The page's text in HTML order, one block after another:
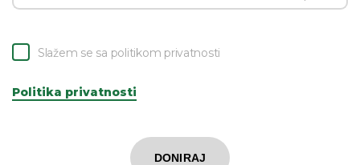
Slažem se sa politikom privatnosti
Politika privatnosti
DONIRAJ